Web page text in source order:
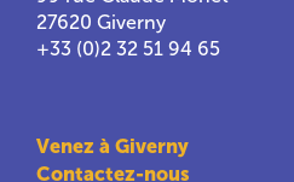
27620 Giverny
+33 (0)2 32 51 94 65
Venez à Giverny
Contactez-nous